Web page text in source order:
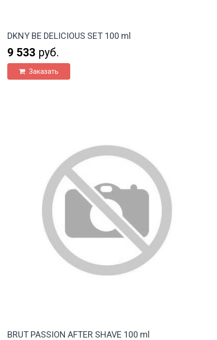
DKNY BE DELICIOUS SET 100 ml
9 533 руб.
Заказать
BRUT PASSION AFTER SHAVE 100 ml